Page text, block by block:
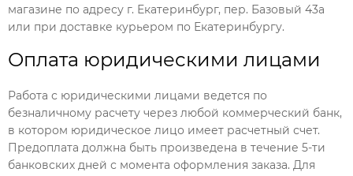
магазине по адресу г. Екатеринбург, пер. Базовый 43а
или при доставке курьером по Екатеринбургу.
Оплата юридическими лицами
Работа с юридическими лицами ведется по
безналичному расчету через любой коммерческий банк,
в котором юридическое лицо имеет расчетный счет.
Предоплата должна быть произведена в течение 5-ти
банковских дней с момента оформления заказа. Для